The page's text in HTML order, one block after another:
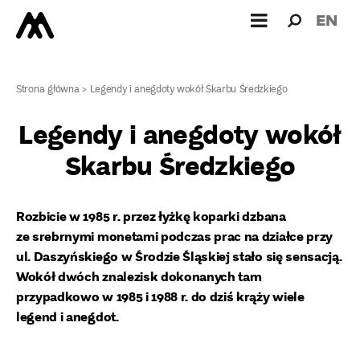
dla: EN
Strona główna> Legendy i anegdoty wokół Skarbu Średzkiego
Legendy i anegdoty wokół
Skarbu Średzkiego
Rozbicie w 1985 r. przez łyżkę koparki dzbana
ze srebrnymi monetami podczas prac na działce przy
ul. Daszyńskiego w Środzie Śląskiej stało się sensacją.
Wokół dwóch znalezisk dokonanych tam
przypadkowo w 1985 i 1988 r. do dziś krąży wiele
legend i anegdot.